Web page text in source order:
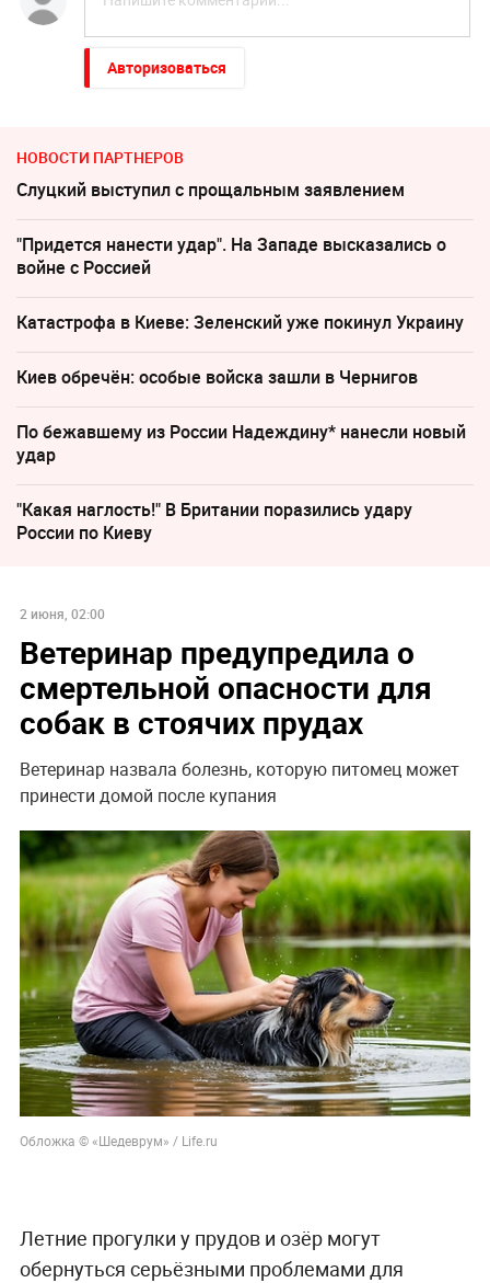
Авторизоваться
НОВОСТИ ПАРТНЕРОВ
Слуцкий выступил с прощальным заявлением
"Придется нанести удар". На Западе высказались о
войне с Россией
Катастрофа в Киеве: Зеленский уже покинул Украину
Киев обречён: особые войска зашли в Чернигов
По бежавшему из России Надеждину* нанесли новый
удар
"Какая наглость!" В Британии поразились удару
России по Киеву
2 июня, 02:00
Ветеринар предупредила о
смертельной опасности для
собак в стоячих прудах
Ветеринар назвала болезнь, которую питомец может
принести домой после купания
Обложка © «Шедеврум» / Life.ru
Летние прогулки у прудов и озёр могут
обернуться серьёзными проблемами для